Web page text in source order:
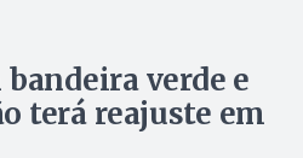
verde e
terá reajuste em